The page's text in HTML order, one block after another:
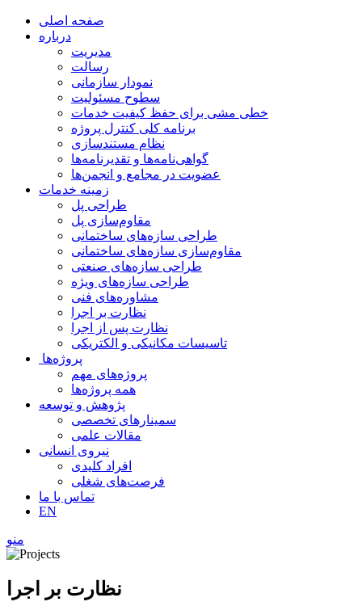
صفحه اصلی
درباره
مدیریت
رسالت
نمودار سازمانی
سطوح مسئولیت
خطی مشی برای حفظ کیفیت خدمات
برنامه کلی کنترل پروژه
نظام مستندسازی
گواهی‌نامه‌ها و تقدیرنامه‌ها
عضویت در مجامع و انجمن‌ها
زمینه خدمات
طراحی پل
مقاوم‌سازی پل
طراحی سازه‌های ساختمانی
مقاوم‌سازی سازه‌های ساختمانی
طراحی سازه‌های صنعتی
طراحی سازه‌های ویژه
مشاوره‌های فنی
نظارت بر اجرا
نظارت پس از اجرا
تاسیسات مکانیکی و الکتریکی
‌ پروژه‌ها
پروژه‌های مهم
همه پروژه‌ها
پژوهش و توسعه
سمینارهای تخصصی
مقالات علمی
نیروی انسانی
افراد کلیدی
فرصت‌های شغلی
تماس با ما
EN
منو
نظارت بر اجرا